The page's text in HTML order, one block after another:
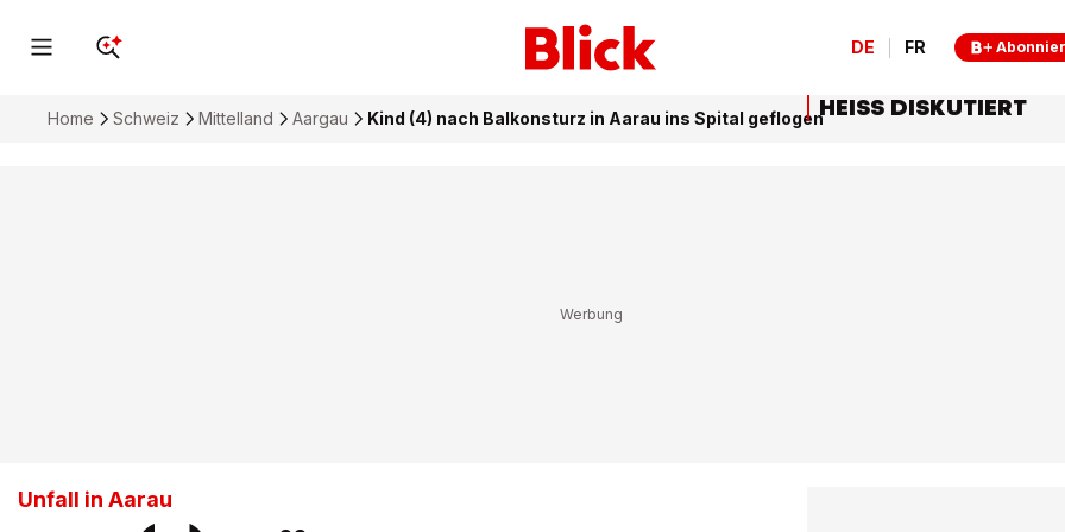
DE FR
Home Schweiz Mittelland Aargau Kind (4) nach Balkonsturz in Aarau ins Spital geflogen
Unfall in Aarau
HEISS DISKUTIERT